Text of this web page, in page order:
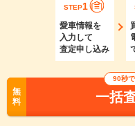
STEP1
愛車情報を
入力して
査定申し込み
無
料
90秒
一括